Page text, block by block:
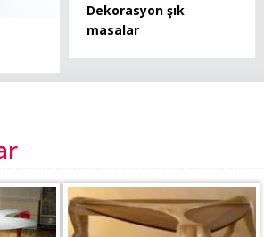
Dekorasyon şık
masalar